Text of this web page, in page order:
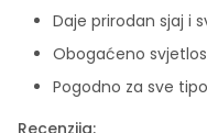
Daje prirodan sjaj i
Obogaćeno
Pogodno za sve
Recenzija: